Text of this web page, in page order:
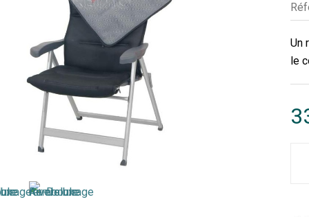
Un
le